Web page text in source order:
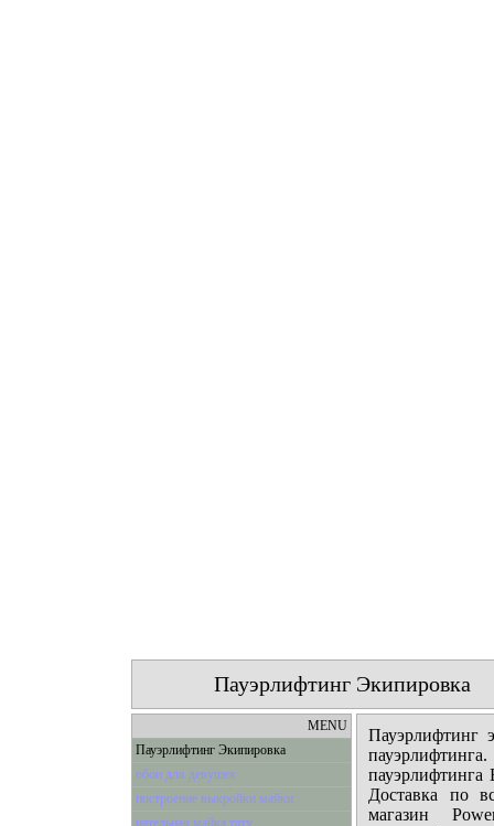
Пауэрлифтинг Экипировка
MENU
Пауэрлифтинг Экипировка
обои для девушек
построение выкройки майки
нательная майка тату
Пауэрлифтинг
пауэрлифтинга
Доставка по
магазин